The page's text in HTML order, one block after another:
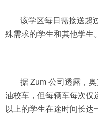
该学区每日需接送超
殊需求的学生和其他学生。
据 Zum 公司透露，
油校车，但每辆车每次
以上的学生在途时间长达